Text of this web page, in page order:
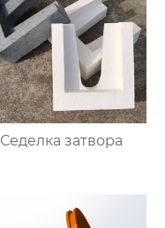
Седелка затвора